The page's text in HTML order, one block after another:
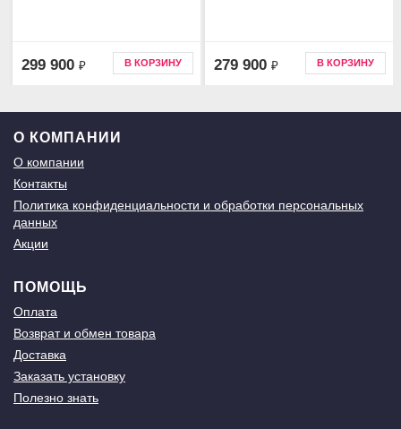
299 900 ₽ В КОРЗИНУ 279 900 ₽ В КОРЗИНУ
О КОМПАНИИ
О компании
Контакты
Политика конфиденциальности и обработки персональных
данных
Акции
ПОМОЩЬ
Оплата
Возврат и обмен товара
Доставка
Заказать установку
Полезно знать